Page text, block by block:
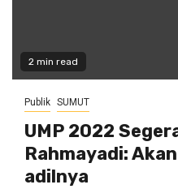
2 min read
Publik SUMUT
UMP 2022
Rahmayadi:
adilnya